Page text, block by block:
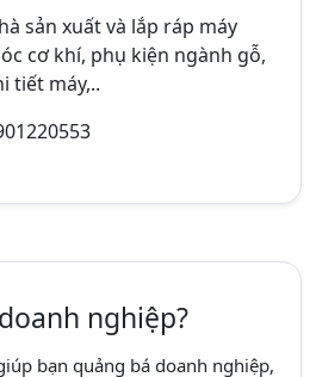
sản xuất và lắp ráp máy
cơ khí, phụ kiện ngành gỗ,
tiết máy,..
nghiệp?
bạn quảng bá doanh nghiệp,